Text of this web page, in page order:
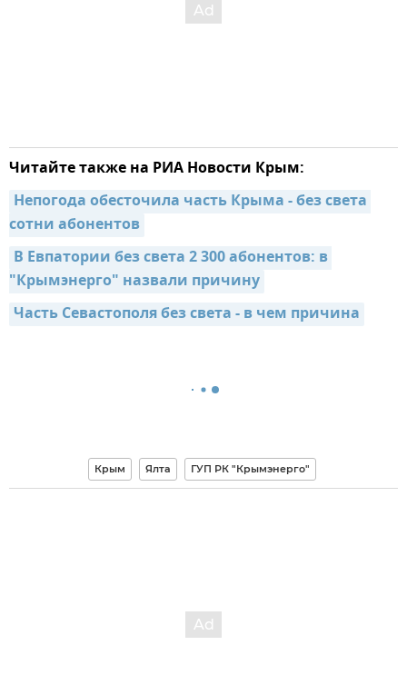
Читайте также на РИА Новости Крым:
Непогода обесточила часть Крыма - без света
сотни абонентов
В Евпатории без света 2 300 абонентов: в
"Крымэнерго" назвали причину
Часть Севастополя без света - в чем причина
Крым Ялта ГУП РК "Крымэнерго"